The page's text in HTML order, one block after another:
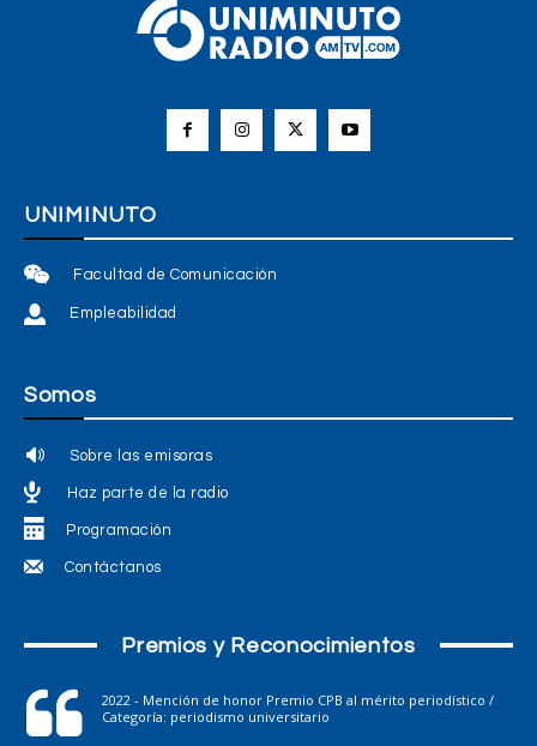
UNIMINUTO
Facultad de Comunicación
Empleabilidad
Somos
Sobre las emisoras
Haz parte de la radio
Programación
Contáctanos
Premios y Reconocimientos
2022 - Mención de honor Premio CPB al mérito periodístico /
Categoría: periodismo universitario